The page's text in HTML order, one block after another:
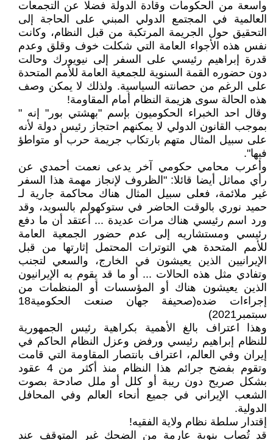
واسعة من الحكومات وقادة الدولة فضلا عن التجمعات
العالمية في المجتمع الدولي المبني على الحاجة إلى
التحقيق حول الجريمة المرتكبة من قبل النظام، وكانت
نفس هذه الأجواء العامة التي شكلت خوف وقلق وعدم
قدرة إبراهيم رئيسي على السفر إلى نيويورك وحالت
دون حضوره القمة السنوية للجمعية العامة للأمم المتحدة
على الرغم من حصانته السياسية. ولذلك لا يمكن وصف
هذه الحالة سوى هزيمة النظام أمام المقاومة!
وقال احد الخبراء الحكوميون بإسم "بهشتي بور" إنه "
بموجب القانون الدولي لا يمكنهم احتجاز رئيس دولة لأنه
على سبيل المثال متهم بارتكاب جريمة حرب أو متواطؤ
فيها".
وأعرب محامي حكومي آخر يدعى نعمت أحمدي عن
رأي مماثل أيضا قائلا: "الظروف لإنجاز مهمة هذا السفر
غير ملائمة، فعلى سبيل المثال هناك محاكمة جارية لـ
حميد نوري بالوقت الحاضر في ستوكهولم بالسويد، وقد
ورد اسم رئيسي هناك مرات عديدة ... أعتقد أن ما دفع
رئيسي ومستشاريه إلى عدم حضور الجمعية العامة
للأمم المتحدة هي التوترات المحتمل إثارتها من قبل
الإيرانيين الذين يعيشون في الخارج، والسعي لتجنب
وتفادي مثل هذه الحالات ... أو ما قد يقوم به الإيرانيون
الذين يعيشون هناك أو المؤسسات أو المنظمات من
إجراءات ضده(صحيفة جهان صنعت الحكومية18
سبتمبر2021)
وهذا اعتراف بالغ الأهمية بكراهية رئيس الجمهورية
للنظام إبراهيم رئيسي ورفض وعزل النظام الحاكم في
إيران وفي العالم، اعتراف بانتصار المقاومة التي قامت
وتقوم بفضح جرائم هذا النظام منذ أكثر من 4 عقود
بشكل صريح دون ريبة أو كلل أو ملل صادحة بصوت
الشعب الإيراني في جميع أنحاء العالم وفي المحافل
الدولية.
إقتدار سلطة نظام ولاية الفقيه!
قد تُصاب بنوبة عارمة من الضحك غير المتوقف عند